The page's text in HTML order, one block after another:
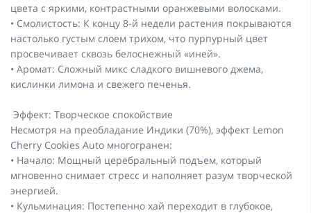
цвета с яркими, контрастными оранжевыми волосками.
• Смолистость: К концу 8-й недели растения покрываются
настолько густым слоем трихом, что пурпурный цвет
просвечивает сквозь белоснежный «иней».
• Аромат: Сложный микс сладкого вишневого джема,
кислинки лимона и свежего печенья.
Эффект: Творческое спокойствие
Несмотря на преобладание Индики (70%), эффект Lemon
Cherry Cookies Auto многогранен:
• Начало: Мощный церебральный подъем, который
мгновенно снимает стресс и наполняет разум творческой
энергией.
• Кульминация: Постепенно хай переходит в глубокое,